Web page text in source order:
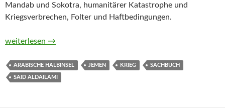
Mandab und Sokotra, humanitärer Katastrophe und
Kriegsverbrechen, Folter und Haftbedingungen.
Jemen. Der vergessene Krieg von Said AlDailami
weiterlesen →
ARABISCHE HALBINSEL JEMEN KRIEG SACHBUCH
SAID ALDAILAMI